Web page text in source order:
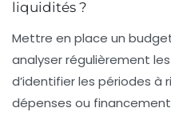
liquidités ?
Mettre en place un
analyser régulièrement
d’identifier les périodes à
dépenses ou